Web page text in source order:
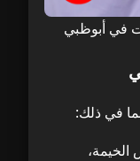
في أبوظبي
في ذلك:
الخيمة،